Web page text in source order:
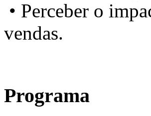
• Perceber o
vendas.
Programa